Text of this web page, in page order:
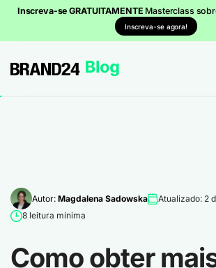
Inscreva-se GRATUITAMENTE Masterclass
Inscreva-se agora!
Autor: Magdalena Sadowska
Atualizado: 2
8 leitura mínima
Como obter